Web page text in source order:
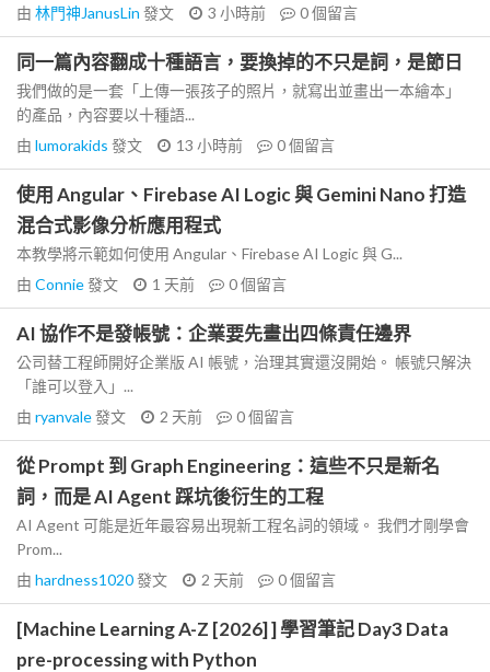
由 林門神JanusLin 發文 3 小時前 0個留言
同一篇內容翻成十種語言，要換掉的不只是詞，是節日
我們做的是一套「上傳一張孩子的照片，就寫出並畫出一本繪本」
的產品，內容要以十種語...
由 lumorakids 發文 13 小時前 0個留言
使用 Angular、Firebase AI Logic 與 Gemini Nano 打造
混合式影像分析應用程式
本教學將示範如何使用 Angular、Firebase AI Logic 與 G...
由 Connie發文 1 天前 0個留言
AI 協作不是發帳號：企業要先畫出四條責任邊界
公司替工程師開好企業版 AI 帳號，治理其實還沒開始。 帳號只解決
「誰可以登入」...
由 ryanvale發文 2 天前 0個留言
從 Prompt 到 Graph Engineering：這些不只是新名
詞，而是 AI Agent 踩坑後衍生的工程
AI Agent 可能是近年最容易出現新工程名詞的領域。 我們才剛學會
Prom...
由 hardness1020發文 2 天前 0個留言
[Machine Learning A-Z [2026] ] 學習筆記 Day3 Data
pre-processing with Python